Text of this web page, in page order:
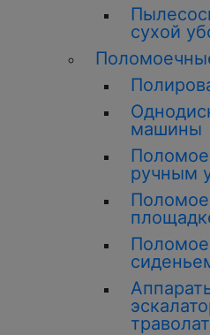
сухой
машины
ручным